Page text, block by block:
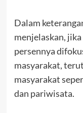
Dalam
menjelaskan,
persennya
masyarakat,
masyarakat
dan pariwisata.